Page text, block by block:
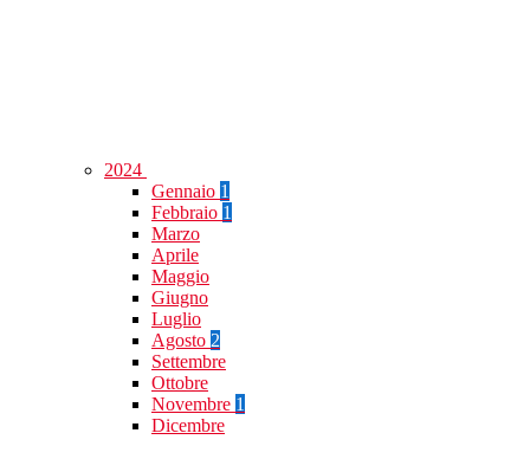
2024
Gennaio 1
Febbraio 1
Marzo
Aprile
Maggio
Giugno
Luglio
Agosto 2
Settembre
Ottobre
Novembre 1
Dicembre